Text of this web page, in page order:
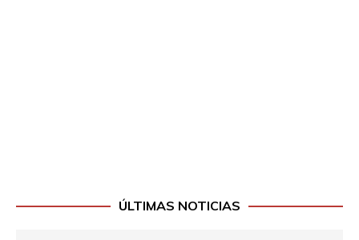
ÚLTIMAS NOTICIAS